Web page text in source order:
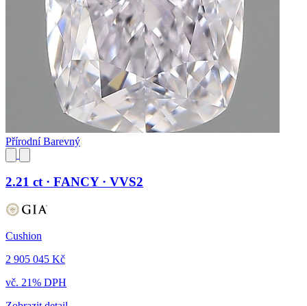
Přírodní Barevný
2.21 ct · FANCY · VVS2
Cushion
2 905 045 Kč
vč. 21% DPH